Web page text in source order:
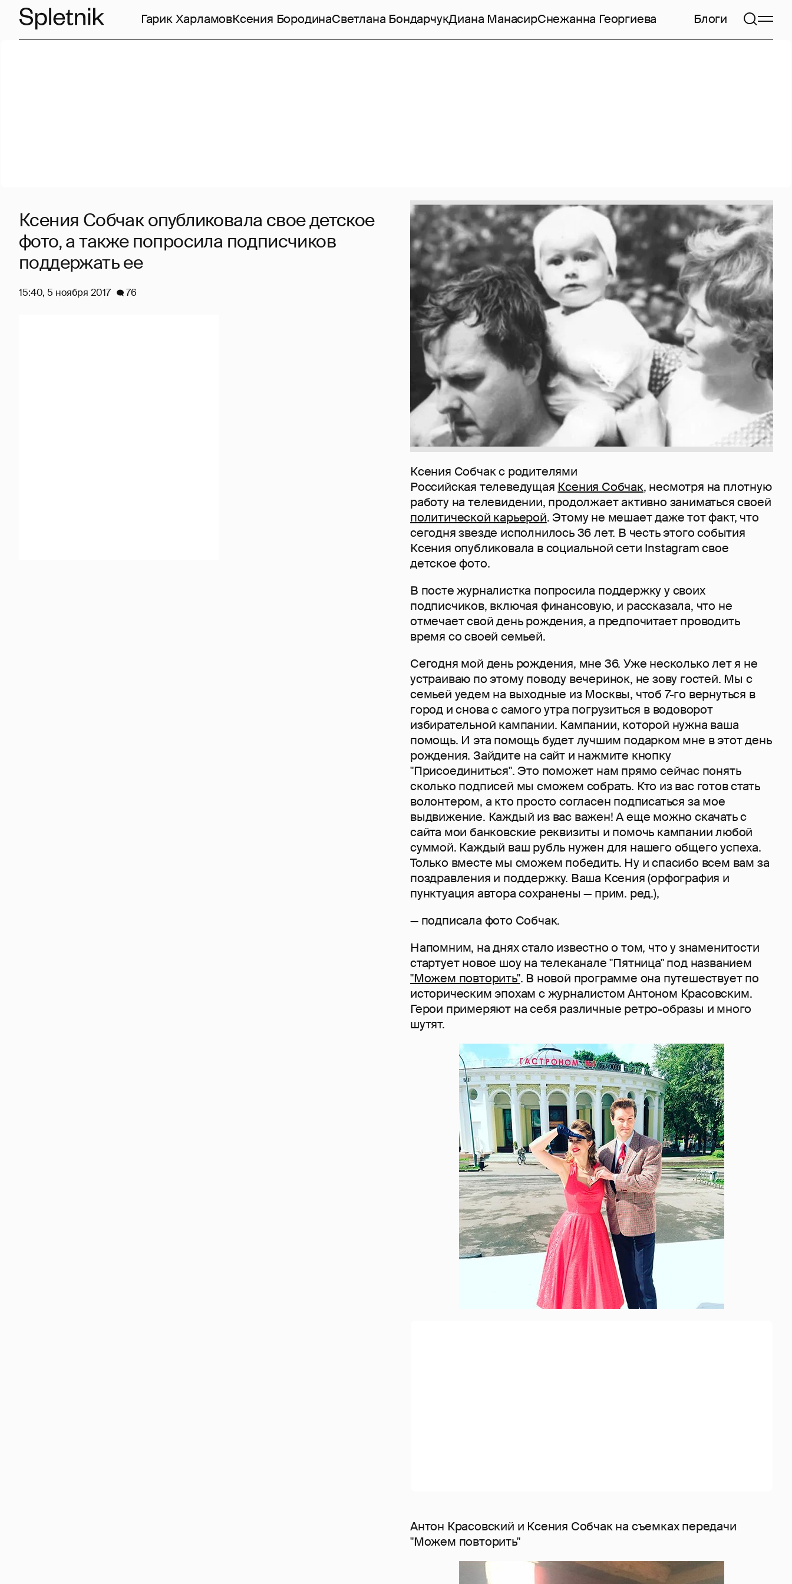
Гарик ХарламовКсения БородинаСветлана БондарчукДиана МанасирСнежанна Георгиева Блоги
Ксения Собчак с родителями
Российская телеведущая Ксения Собчак, несмотря на плотную
работу на телевидении, продолжает активно заниматься своей
политической карьерой. Этому не мешает даже тот факт, что
сегодня звезде исполнилось 36 лет. В честь этого события
Ксения опубликовала в социальной сети Instagram свое
детское фото.
В посте журналистка попросила поддержку у своих
подписчиков, включая финансовую, и рассказала, что не
отмечает свой день рождения, а предпочитает проводить
время со своей семьей.
Сегодня мой день рождения, мне 36. Уже несколько лет я не
устраиваю по этому поводу вечеринок, не зову гостей. Мы с
семьей уедем на выходные из Москвы, чтоб 7-го вернуться в
город и снова с самого утра погрузиться в водоворот
избирательной кампании. Кампании, которой нужна ваша
помощь. И эта помощь будет лучшим подарком мне в этот день
рождения. Зайдите на сайт и нажмите кнопку
"Присоединиться". Это поможет нам прямо сейчас понять
сколько подписей мы сможем собрать. Кто из вас готов стать
волонтером, а кто просто согласен подписаться за мое
выдвижение. Каждый из вас важен! А еще можно скачать с
сайта мои банковские реквизиты и помочь кампании любой
суммой. Каждый ваш рубль нужен для нашего общего успеха.
Только вместе мы сможем победить. Ну и спасибо всем вам за
поздравления и поддержку. Ваша Ксения (орфография и
пунктуация автора сохранены — прим. ред.),
— подписала фото Собчак.
Напомним, на днях стало известно о том, что у знаменитости
стартует новое шоу на телеканале "Пятница" под названием
"Можем повторить". В новой программе она путешествует по
историческим эпохам с журналистом Антоном Красовским.
Герои примеряют на себя различные ретро-образы и много
шутят.
Антон Красовский и Ксения Собчак на съемках передачи
"Можем повторить"
Ксения Собчак опубликовала свое детское
фото, а также попросила подписчиков
поддержать ее
15:40, 5 ноября 2017 76